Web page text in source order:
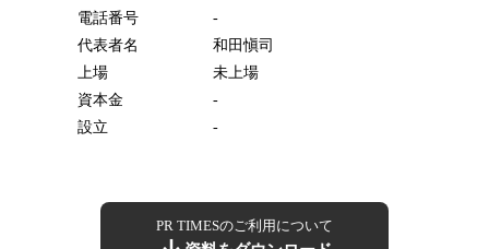
電話番号
-
代表者名
和田愼司
上場
未上場
資本金
-
設立
-
PR TIMESのご利用について